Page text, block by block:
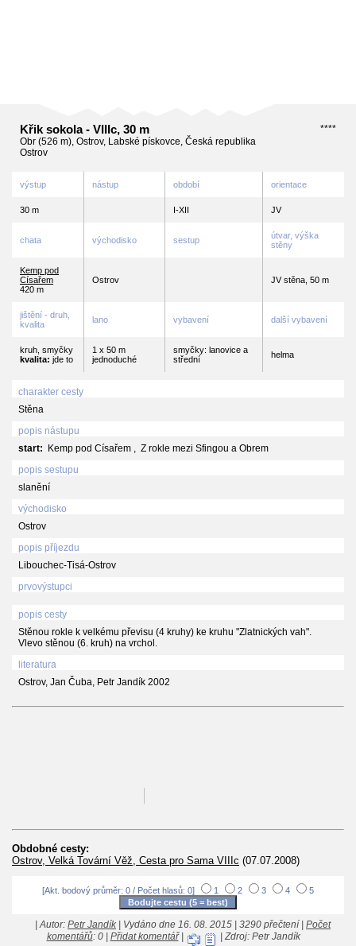
****
Křik sokola - VIIIc, 30 m
Obr (526 m), Ostrov, Labské pískovce, Česká republika
Ostrov
výstup nástup období orientace
30 m I-XII JV
chata východisko sestup
útvar, výška
stěny
Kemp pod
Císařem
420 m
Ostrov JV stěna, 50 m
jištění - druh,
kvalita
lano vybavení další vybavení
kruh, smyčky
kvalita: jde to
1 x 50 m
jednoduché
smyčky: lanovice a
střední
helma
charakter cesty
Stěna
popis nástupu
start: Kemp pod Císařem , Z rokle mezi Sfingou a Obrem
popis sestupu
slanění
východisko
Ostrov
popis příjezdu
Libouchec-Tisá-Ostrov
prvovýstupci
popis cesty
Stěnou rokle k velkému převisu (4 kruhy) ke kruhu "Zlatnických vah".
Vlevo stěnou (6. kruh) na vrchol.
literatura
Ostrov, Jan Čuba, Petr Jandík 2002
Obdobné cesty:
Ostrov, Velká Tovární Věž, Cesta pro Sama VIIIc (07.07.2008)
[Akt. bodový průměr: 0 / Počet hlasů: 0] 1 2 3 4 5
| Autor: Petr Jandík | Vydáno dne 16. 08. 2015 | 3290 přečtení | Počet
komentářů: 0 | Přidat komentář| | Zdroj: Petr Jandík